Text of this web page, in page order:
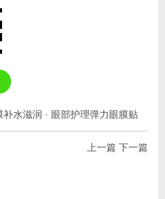
补水滋润 · 眼部护理弹力眼膜贴
上一篇 下一篇